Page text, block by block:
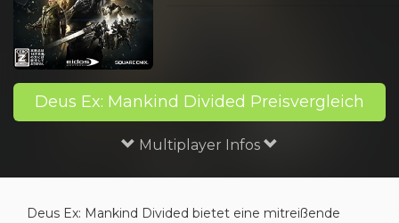
Deus Ex: Mankind Divided Preisvergleich
Multiplayer Infos
Deus Ex: Mankind Divided bietet eine mitreißende